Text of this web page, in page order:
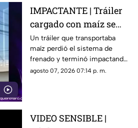
IMPACTANTE | Tráiler
cargado con maíz se
queda sin frenos y
embiste a siete
vehículos
Un tráiler que transportaba
maíz perdió el sistema de
frenado y terminó impactando
a siete vehículos que
agosto 07, 2026 07:14 p. m.
VIDEO SENSIBLE |